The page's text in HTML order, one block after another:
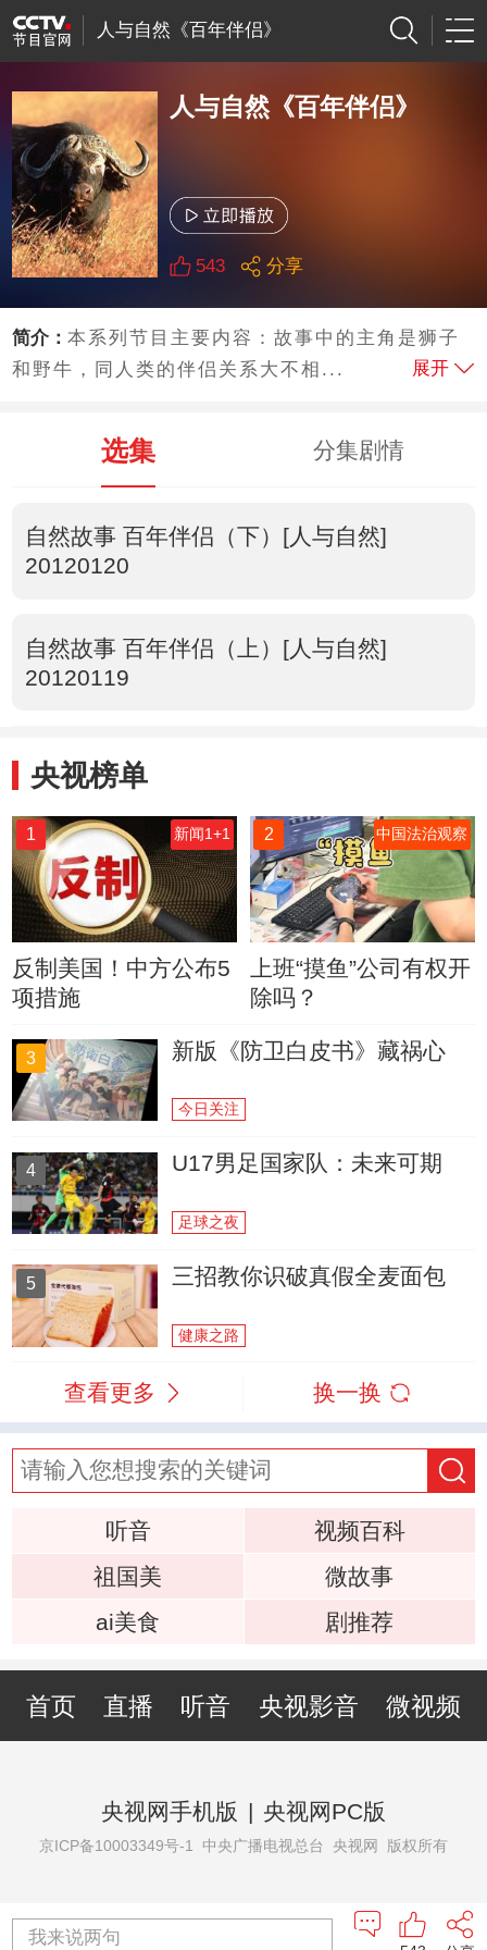
人与自然《百年伴侣》
人与自然《百年伴侣》
543 分享
简介：本系列节目主要内容：故事中的主角是狮子
和野牛，同人类的伴侣关系大不相...
展开
选集 分集剧情
自然故事 百年伴侣（下）[人与自然]
20120120
自然故事 百年伴侣（上）[人与自然]
20120119
央视榜单
1 新闻1+1
反制美国！中方公布5
项措施
2 中国法治观察
上班“摸鱼”公司有权开
除吗？
3 新版《防卫白皮书》藏祸心
今日关注
4 U17男足国家队：未来可期
足球之夜
5 三招教你识破真假全麦面包
健康之路
查看更多 换一换
听音
视频百科
祖国美
微故事
ai美食
剧推荐
首页 直播 听音 央视影音 微视频
央视网手机版 | 央视网PC版
京ICP备10003349号-1 中央广播电视总台 央视网 版权所有
我来说两句